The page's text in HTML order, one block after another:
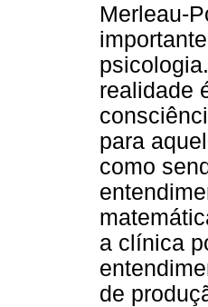
Merleau-
realidade
para
como
a clínica
de